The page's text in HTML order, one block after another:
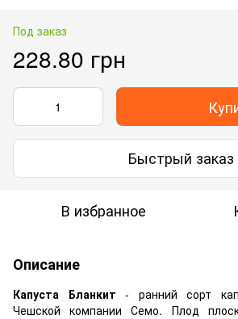
Под заказ
228.80 грн
Быстрый заказ
В избранное
Описание
Капуста Бланкит - ранний сорт
Чешской компании Семо. Плод